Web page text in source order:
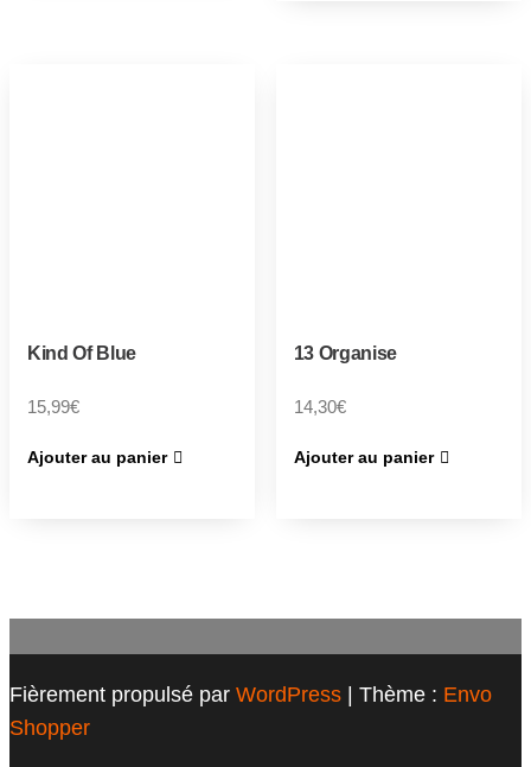
Kind Of Blue
15,99€
Ajouter au panier
13 Organise
14,30€
Ajouter au panier
Fièrement propulsé par WordPress Thème : Envo
Shopper